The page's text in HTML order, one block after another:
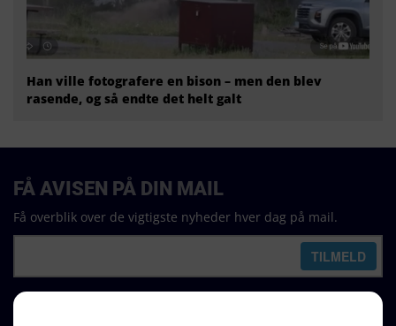
Han ville fotografere en bison – men den blev
rasende, og så endte det helt galt
FÅ AVISEN PÅ DIN MAIL
Få overblik over de vigtigste nyheder hver dag på mail.